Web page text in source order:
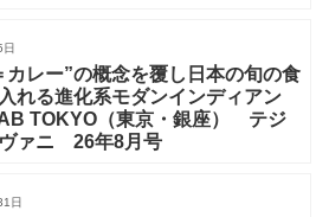
カレー”の概念を覆し日本の旬の食
れる進化系モダンインディアン
TOKYO（東京・銀座） テジ
ァニ 26年8月号
日